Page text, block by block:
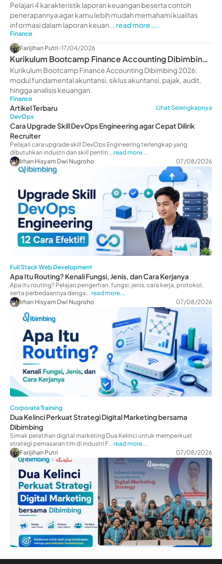
Penerapannya
Pelajari 4 karakteristik laporan keuangan beserta contoh
penerapannya agar kamu lebih mudah memahami kualitas
informasi dalam laporan keuan... read more ....
Finance
Farijihan Putri 17/04/2026
Kurikulum Bootcamp Finance Accounting Dibimbing
2026: Modul Lengkap & Benefit
Kurikulum Bootcamp Finance Accounting Dibimbing 2026:
modul fundamental akuntansi, siklus akuntansi, pajak, audit,
hingga analisis keuangan.
Finance
Artikel Terbaru
Lihat Selengkapnya
DevOps
Cara Upgrade Skill DevOps Engineering agar Cepat Dilirik
Recruiter
Pelajari cara upgrade skill DevOps Engineering terlengkap yang
dibutuhkan industri dan skill pentin...read more...
Irhan Hisyam Dwi Nugroho
07/08/2026
Full Stack Web Development
Apa Itu Routing? Kenali Fungsi, Jenis, dan Cara Kerjanya
Apa itu routing? Pelajari pengertian, fungsi, jenis, cara kerja, protokol,
serta perbedaannya denga...read more...
Irhan Hisyam Dwi Nugroho
07/08/2026
Corporate Training
Dua Kelinci Perkuat Strategi Digital Marketing bersama
Dibimbing
Simak pelatihan digital marketing Dua Kelinci untuk memperkuat
strategi pemasaran tim di industri F...read more...
Farijihan Putri
07/08/2026